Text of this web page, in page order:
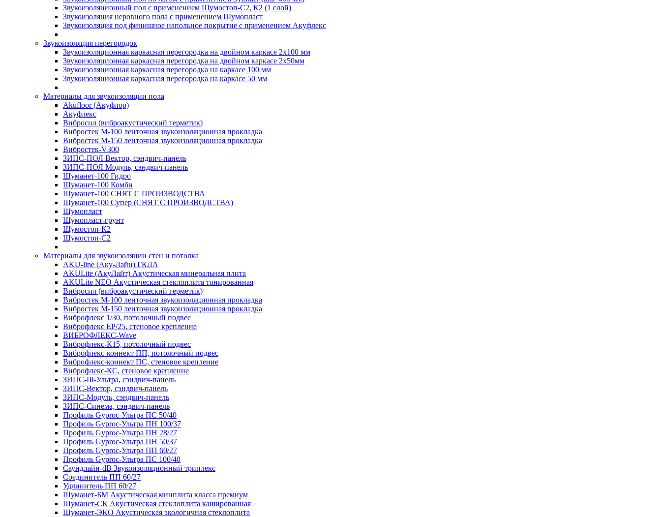
Звукоизоляционный пол с применением Шумостоп-С2, К2 (1 слой)
Звукоизоляция неровного пола с применением Шумопласт
Звукоизоляция под финишное напольное покрытие с применением Акуфлекс
Звукоизоляция перегородок
Звукоизоляционная каркасная перегородка на двойном каркасе 2х100 мм
Звукоизоляционная каркасная перегородка на двойном каркасе 2х50мм
Звукоизоляционная каркасная перегородка на каркасе 100 мм
Звукоизоляционная каркасная перегородка на каркасе 50 мм
Материалы для звукоизоляции пола
Akufloor (Акуфлор)
Акуфлекс
Вибросил (виброакустический герметик)
Вибростек М-100 ленточная звукоизоляционная прокладка
Вибростек М-150 ленточная звукоизоляционная прокладка
Вибростек-V300
ЗИПС-ПОЛ Вектор, сэндвич-панель
ЗИПС-ПОЛ Модуль, сэндвич-панель
Шуманет-100 Гидро
Шуманет-100 Комби
Шуманет-100 СНЯТ С ПРОИЗВОДСТВА
Шуманет-100 Супер (СНЯТ С ПРОИЗВОДСТВА)
Шумопласт
Шумопласт-грунт
Шумостоп-К2
Шумостоп-С2
Материалы для звукоизоляции стен и потолка
AKU-line (Aку-Лайн) ГКЛА
AKULite (АкуЛайт) Акустическая минеральная плита
AKULite NEO Акустическая стеклоплита тонированная
Вибросил (виброакустический герметик)
Вибростек М-100 ленточная звукоизоляционная прокладка
Вибростек М-150 ленточная звукоизоляционная прокладка
Виброфлекс 1/30, потолочный подвес
Виброфлекс EP/25, стеновое крепление
ВИБРОФЛЕКС-Wave
Виброфлекс-К15, потолочный подвес
Виброфлекс-коннект ПП, потолочный подвес
Виброфлекс-коннект ПС, стеновое крепление
Виброфлекс-КС, стеновое крепление
ЗИПС-III-Ультра, сэндвич-панель
ЗИПС-Вектор, сэндвич-панель
ЗИПС-Модуль, сэндвич-панель
ЗИПС-Синема, сэндвич-панель
Профиль Gyproc-Ультра ПC 50/40
Профиль Gyproc-Ультра ПН 100/37
Профиль Gyproc-Ультра ПН 28/27
Профиль Gyproc-Ультра ПН 50/37
Профиль Gyproc-Ультра ПП 60/27
Профиль Gyproc-Ультра ПС 100/40
Саундлайн-dB Звукоизоляционный триплекс
Соединитель ПП 60/27
Удлинитель ПП 60/27
Шуманет-БМ Акустическая минплита класса премиум
Шуманет-СК Акустическая стеклоплита кашированная
Шуманет-ЭКО Акустическая экологичная стеклоплита